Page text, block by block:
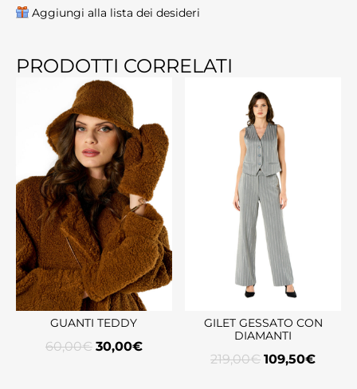
Aggiungi alla lista dei desideri
PRODOTTI CORRELATI
GUANTI TEDDY
60,00€ 30,00€
GILET GESSATO CON
DIAMANTI
219,00€ 109,50€